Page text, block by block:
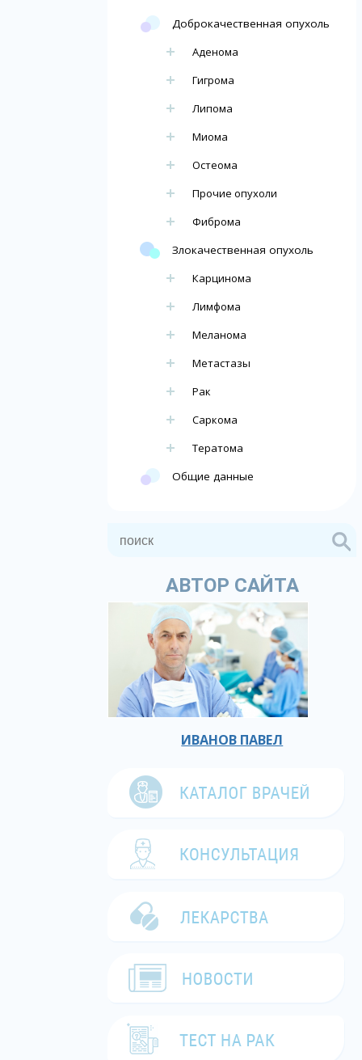
Доброкачественная опухоль
Аденома
Гигрома
Липома
Миома
Остеома
Прочие опухоли
Фиброма
Злокачественная опухоль
Карцинома
Лимфома
Меланома
Метастазы
Рак
Саркома
Тератома
Общие данные
АВТОР САЙТА
ИВАНОВ ПАВЕЛ